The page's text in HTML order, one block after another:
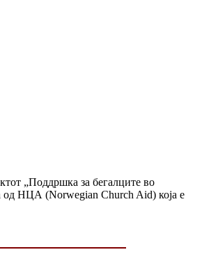
„Поддршка за бегалците во
од НЦА (Norwegian Church Aid) која е